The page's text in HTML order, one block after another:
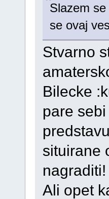
Slazem
se ovaj
Stvarno
Bilecke
pare
situirane
nagraditi!
Ali opet